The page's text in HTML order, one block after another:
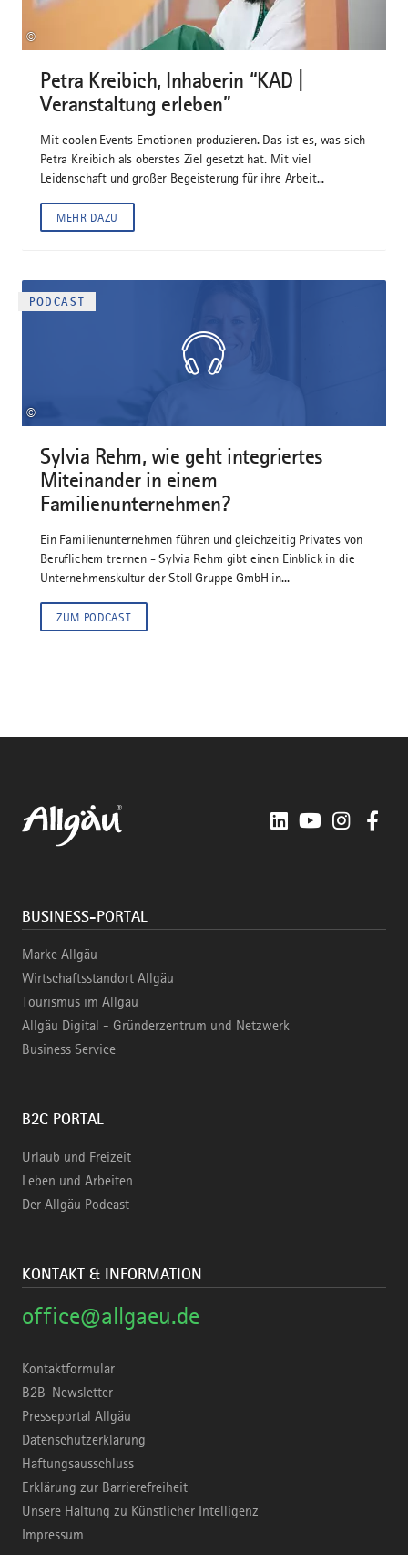
©
Petra Kreibich, Inhaberin “KAD |
Veranstaltung erleben”
Mit coolen Events Emotionen produzieren. Das ist es, was sich
Petra Kreibich als oberstes Ziel gesetzt hat. Mit viel
Leidenschaft und großer Begeisterung für ihre Arbeit...
MEHR DAZU
PODCAST
©
Sylvia Rehm, wie geht integriertes
Miteinander in einem
Familienunternehmen?
Ein Familienunternehmen führen und gleichzeitig Privates von
Beruflichem trennen - Sylvia Rehm gibt einen Einblick in die
Unternehmenskultur der Stoll Gruppe GmbH in...
ZUM PODCAST
LinkedInYouTube
BUSINESS-PORTAL
Marke Allgäu
Wirtschaftsstandort Allgäu
Tourismus im Allgäu
Allgäu Digital - Gründerzentrum und Netzwerk
Business Service
B2C PORTAL
Urlaub und Freizeit
Leben und Arbeiten
Der Allgäu Podcast
KONTAKT & INFORMATION
office@allgaeu.de
Kontaktformular
B2B-Newsletter
Presseportal Allgäu
Datenschutzerklärung
Haftungsausschluss
Erklärung zur Barrierefreiheit
Unsere Haltung zu Künstlicher Intelligenz
Impressum